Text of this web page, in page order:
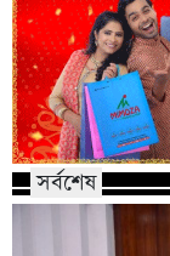
সর্বশেষ